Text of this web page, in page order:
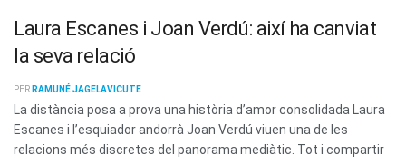
Laura Escanes i Joan Verdú: així ha canviat
la seva relació
PER RAMUNÉ JAGELAVICUTE
La distància posa a prova una història d’amor consolidada Laura
Escanes i l’esquiador andorrà Joan Verdú viuen una de les
relacions més discretes del panorama mediàtic. Tot i compartir